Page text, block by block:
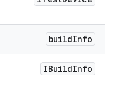
buildInfo
IBuildInfo